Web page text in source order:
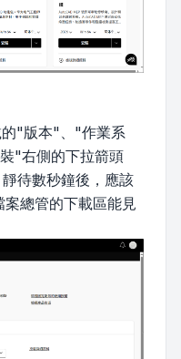
"版本"、"作業系
"右側的下拉箭頭
待數秒鐘後，應該
總管的下載區能見